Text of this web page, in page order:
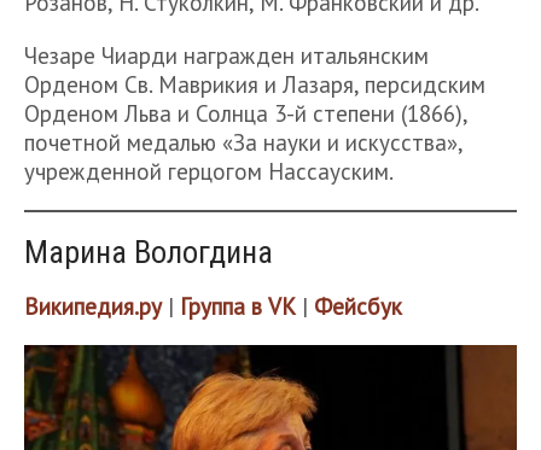
Чезаре Чиарди награжден итальянским
Орденом Св. Маврикия и Лазаря, персидским
Орденом Льва и Солнца 3-й степени (1866),
почетной медалью «За науки и искусства»,
учрежденной герцогом Нассауским.
Марина Вологдина
Википедия.ру| Группа в VK | Фейсбук